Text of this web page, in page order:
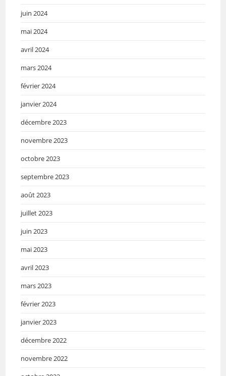
juin 2024
mai 2024
avril 2024
mars 2024
février 2024
janvier 2024
décembre 2023
novembre 2023
octobre 2023
septembre 2023
août 2023
juillet 2023
juin 2023
mai 2023
avril 2023
mars 2023
février 2023
janvier 2023
décembre 2022
novembre 2022